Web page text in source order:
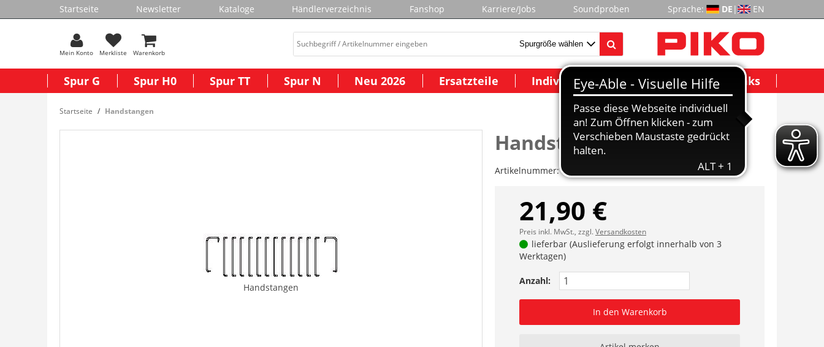
Startseite Newsletter Kataloge Händlerverzeichnis Fanshop Karriere/Jobs Soundproben Sprache: DE | EN
Mein Konto Merkliste Warenkorb
Spur G Spur H0 Spur TT Spur N Neu 2026 Ersatzteile Individuelle Modelle Wichtige Links
Startseite Handstangen
Handstangen
Handstangen
Artikelnummer:ET37520-31
21,90 €
Preis inkl. MwSt., zzgl.Versandkosten
lieferbar (Auslieferung erfolgt innerhalb von 3
Werktagen)
Anzahl:
In den Warenkorb